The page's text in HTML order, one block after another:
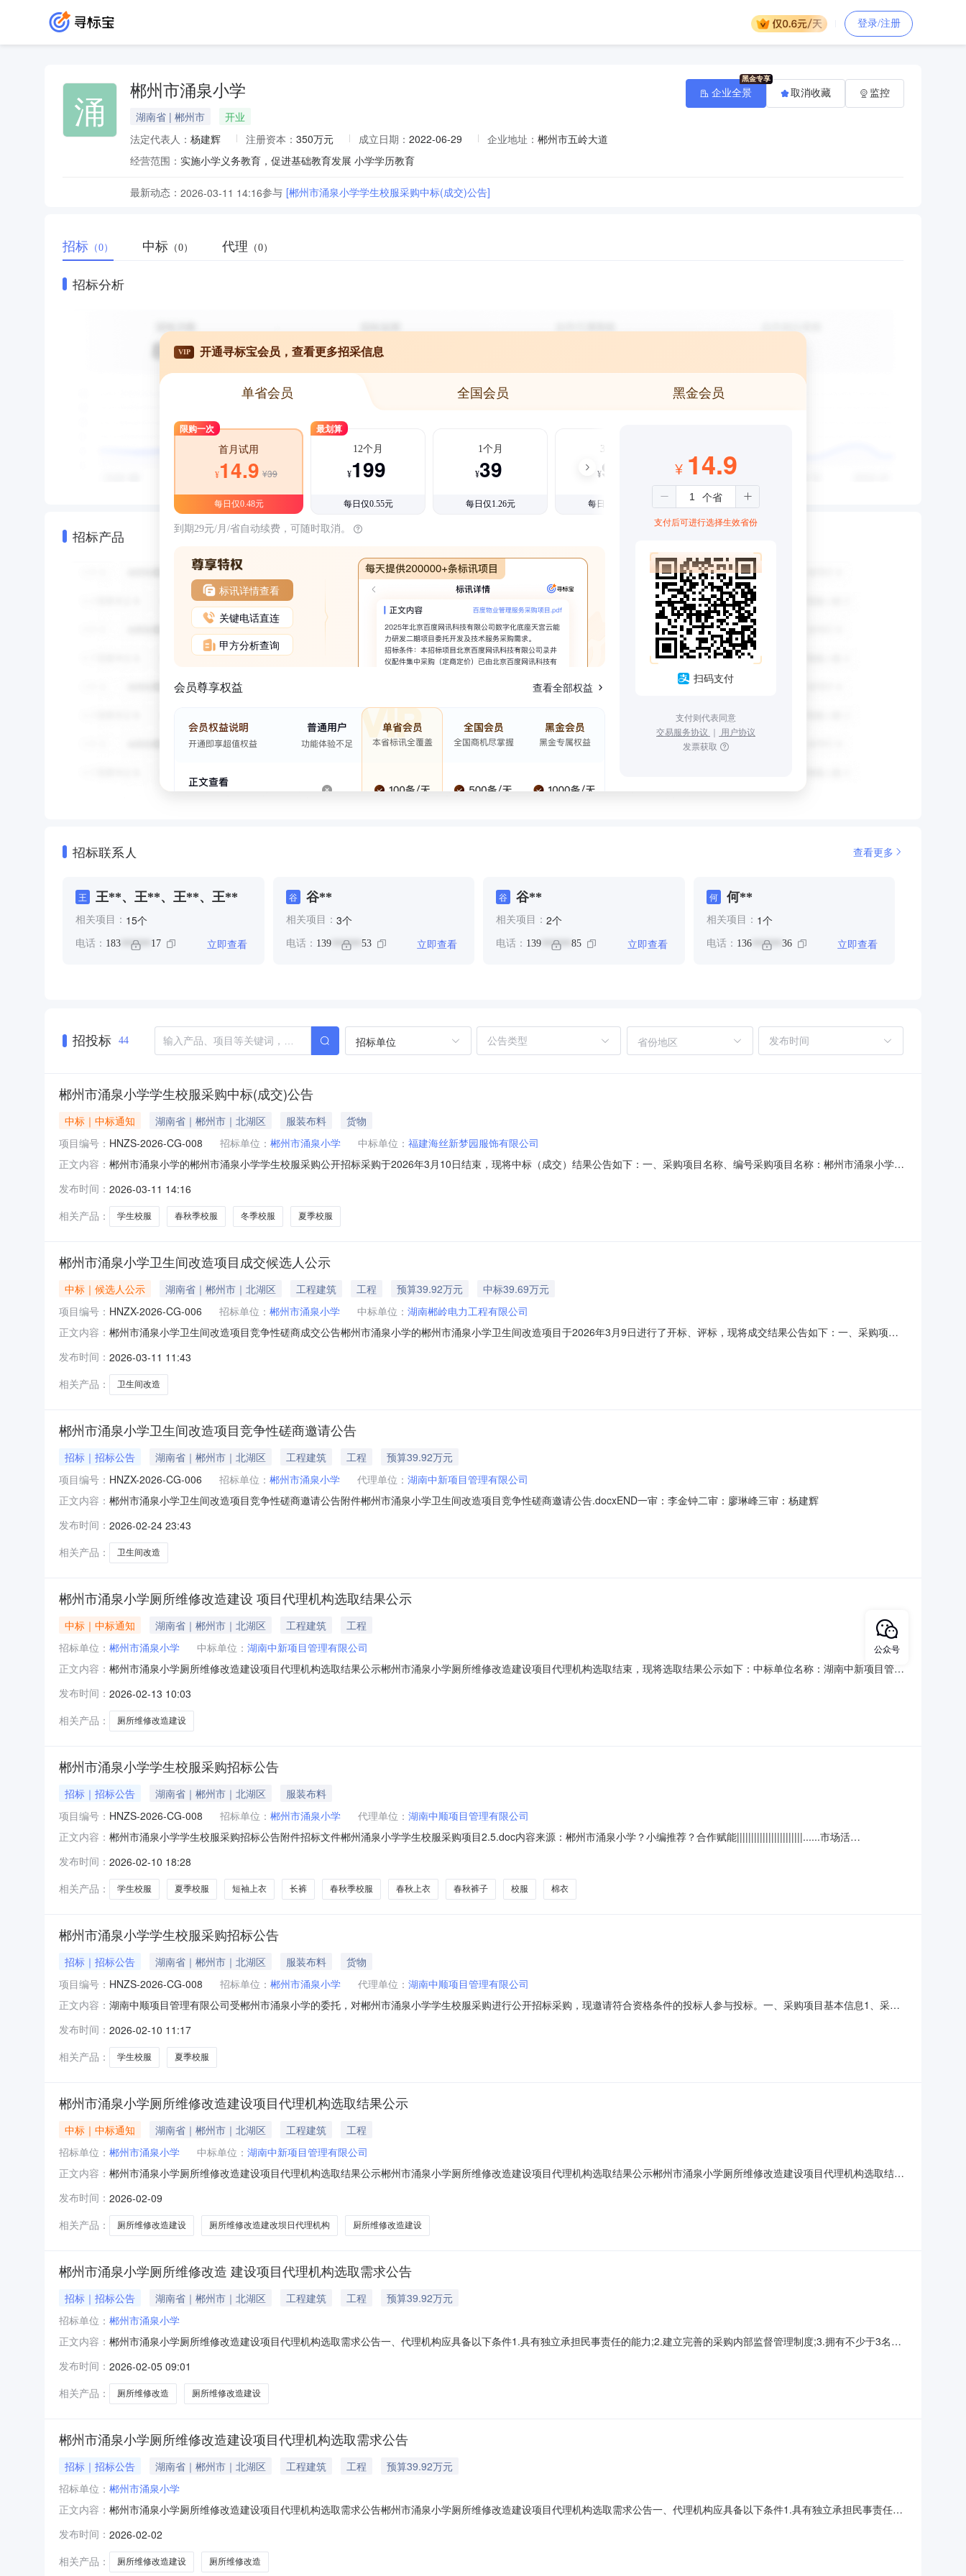
登录/注册
涌 郴州市涌泉小学
湖南省 | 郴州市
开业
法定代表人： 杨建辉 注册资本： 350万元 成立日期： 2022-06-29 企业地址： 郴州市五岭大道
经营范围： 实施小学义务教育，促进基础教育发展 小学学历教育
最新动态： 2026-03-11 14:16参与 [郴州市涌泉小学学生校服采购中标(成交)公告]
企业全景 取消收藏 监控
招标 （0） 中标 （0） 代理 （0）
招标分析
招标产品
VIP 开通寻标宝会员，查看更多招采信息
单省会员 全国会员 黑金会员
限购一次
首月试用
¥14.9 ¥39
每日仅0.48元
最划算
12个月
¥199
每日仅0.55元
1个月
¥39
每日仅1.26元
3个月
¥99
每日仅1.08元
到期29元/月/省自动续费，可随时取消。
标讯详情查看
关键电话直连
甲方分析查询
会员尊享权益 查看全部权益
¥ 14.9
支付后可进行选择生效省份
扫码支付
支付则代表同意
交易服务协议 ｜ 用户协议
发票获取
招标联系人 查看更多
王 王**、王**、王**、王**
相关项目： 15个
电话： 183 ****** 17 立即查看
谷 谷**
相关项目： 3个
电话： 139****** 53 立即查看
谷 谷**
相关项目： 2个
电话： 139 ****** 85 立即查看
何 何**
相关项目： 1个
电话： 136****** 36 立即查看
招投标 44 招标单位 省份地区
郴州市涌泉小学学生校服采购中标(成交)公告
中标｜中标通知 湖南省｜郴州市｜北湖区 服装布料
货物
项目编号： HNZS-2026-CG-008 招标单位： 郴州市涌泉小学 中标单位： 福建海丝新梦园服饰有限公司
正文内容： 郴州市涌泉小学的郴州市涌泉小学学生校服采购公开招标采购于2026年3月10日结束，现将中标（成交）结果公告如下：一、采购项目名称、编号采购项目名称：郴州市涌泉小学学
生方式：（√）公告邀请（）供应商库抽取（）采购人、专家推荐三、供应商投标情况供应商信息资格审查结果符合性审查结果投标报价评分推荐排名福建海丝新梦园服饰有限公司
审核通过审核通过夏季校服：
发布时间： 2026-03-11 14:16
相关产品：
学生校服 春秋季校服 冬季校服 夏季校服
郴州市涌泉小学卫生间改造项目成交候选人公示
中标｜候选人公示 湖南省｜郴州市｜北湖区 工程建筑 工程 预算39.92万元
中标39.69万元
项目编号： HNZX-2026-CG-006 招标单位： 郴州市涌泉小学 中标单位： 湖南郴岭电力工程有限公司
正文内容： 郴州市涌泉小学卫生间改造项目竞争性磋商成交公告郴州市涌泉小学的郴州市涌泉小学卫生间改造项目于2026年3月9日进行了开标、评标，现将成交结果公告如下：一、采购项目
取（）采购人、专家推荐四、参与磋商情况序号供应商名称最后报价最终得分评审结果1湖南郴岭电力工程有限公司396918.00元90.67第一成交候选人2四川天夏建设集团有限公司
39
发布时间： 2026-03-11 11:43
相关产品：
卫生间改造
郴州市涌泉小学卫生间改造项目竞争性磋商邀请公告
招标｜招标公告 湖南省｜郴州市｜北湖区 工程建筑 工程
预算39.92万元
项目编号： HNZX-2026-CG-006 招标单位： 郴州市涌泉小学 代理单位： 湖南中新项目管理有限公司
正文内容： 郴州市涌泉小学卫生间改造项目竞争性磋商邀请公告附件郴州市涌泉小学卫生间改造项目竞争性磋商邀请公告.docxEND一审：李金钟二审：廖琳峰三审：杨建辉
发布时间： 2026-02-24 23:43
相关产品：
卫生间改造
郴州市涌泉小学厕所维修改造建设 项目代理机构选取结果公示
中标｜中标通知 湖南省｜郴州市｜北湖区 工程建筑
工程
招标单位： 郴州市涌泉小学 中标单位： 湖南中新项目管理有限公司
正文内容： 郴州市涌泉小学厕所维修改造建设项目代理机构选取结果公示郴州市涌泉小学厕所维修改造建设项目代理机构选取结束，现将选取结果公示如下：中标单位名称：湖南中新项目管理
发布时间： 2026-02-13 10:03
相关产品：
厕所维修改造建设
郴州市涌泉小学学生校服采购招标公告
招标｜招标公告 湖南省｜郴州市｜北湖区
服装布料
项目编号： HNZS-2026-CG-008 招标单位： 郴州市涌泉小学 代理单位： 湖南中顺项目管理有限公司
正文内容： 郴州市涌泉小学学生校服采购招标公告附件招标文件郴州涌泉小学学生校服采购项目2.5.doc内容来源：郴州市涌泉小学？小编推荐？合作赋能|||||||||||||||||||||||......市场活
条号扫码关注抖音号长按前往视频号
发布时间： 2026-02-10 18:28
相关产品：
学生校服 夏季校服 短袖上衣 长裤 春秋季校服 春秋上衣 春秋裤子 校服 棉衣
郴州市涌泉小学学生校服采购招标公告
招标｜招标公告 湖南省｜郴州市｜北湖区 服装布料
货物
项目编号： HNZS-2026-CG-008 招标单位： 郴州市涌泉小学 代理单位： 湖南中顺项目管理有限公司
正文内容： 湖南中顺项目管理有限公司受郴州市涌泉小学的委托，对郴州市涌泉小学学生校服采购进行公开招标采购，现邀请符合资格条件的投标人参与投标。一、采购项目基本信息1、采购
低评标价法5、合同定价方式：□固定总价？固定单价□成本补偿□绩效激励6、合同履行期限：3年，合同一年一签，具体起止时间合同中约定7、根据《关于进一步优化政府采购领域
营商环境的通知》郴财采
发布时间： 2026-02-10 11:17
相关产品：
学生校服 夏季校服
郴州市涌泉小学厕所维修改造建设项目代理机构选取结果公示
中标｜中标通知 湖南省｜郴州市｜北湖区 工程建筑
工程
招标单位： 郴州市涌泉小学 中标单位： 湖南中新项目管理有限公司
正文内容： 郴州市涌泉小学厕所维修改造建设项目代理机构选取结果公示郴州市涌泉小学厕所维修改造建设项目代理机构选取结果公示郴州市涌泉小学厕所维修改造建设项目代理机构选取结
杨建辉
发布时间： 2026-02-09
相关产品：
厕所维修改造建设 厕所维修改造建改坝日代理机构 厨所维修改造建设
郴州市涌泉小学厕所维修改造 建设项目代理机构选取需求公告
招标｜招标公告 湖南省｜郴州市｜北湖区 工程建筑 工程
预算39.92万元
招标单位： 郴州市涌泉小学
正文内容： 郴州市涌泉小学厕所维修改造建设项目代理机构选取需求公告一、代理机构应具备以下条件1.具有独立承担民事责任的能力;2.建立完善的采购内部监督管理制度;3.拥有不少于3名熟
的评审场地和录音录像等监控设备设施并符合省级人民规定的标准；6.本项目不允许转包、分包，不接受联合体参加；7.在近三年内没有违法或违规行为被有关机关处罚过,在招标工
作中，市场行为规范、社
发布时间： 2026-02-05 09:01
相关产品：
厕所维修改造 厕所维修改造建设
郴州市涌泉小学厕所维修改造建设项目代理机构选取需求公告
招标｜招标公告 湖南省｜郴州市｜北湖区 工程建筑 工程
预算39.92万元
招标单位： 郴州市涌泉小学
正文内容： 郴州市涌泉小学厕所维修改造建设项目代理机构选取需求公告郴州市涌泉小学厕所维修改造建设项目代理机构选取需求公告一、代理机构应具备以下条件1.具有独立承担民事责任的
必需的办公条件;5.在自有场所组织评审工作的，应当具备必要的评审场地和录音录像等监控设备设施并符合省级人民规定的标准；6.本项目不允许转包、分包，不接受联合体参加；
7.在近三年内没有违法或违
发布时间： 2026-02-02
相关产品：
厕所维修改造建设 厕所维修改造
公众号